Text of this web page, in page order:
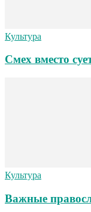
Культура
Смех вместо
Культура
Важные